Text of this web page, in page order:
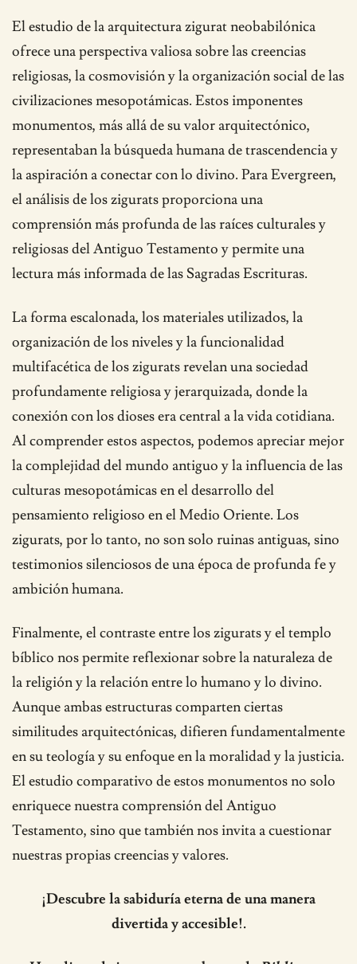
El estudio de la arquitectura zigurat neobabilónica
ofrece una perspectiva valiosa sobre las creencias
religiosas, la cosmovisión y la organización social de las
civilizaciones mesopotámicas. Estos imponentes
monumentos, más allá de su valor arquitectónico,
representaban la búsqueda humana de trascendencia y
la aspiración a conectar con lo divino. Para Evergreen,
el análisis de los zigurats proporciona una
comprensión más profunda de las raíces culturales y
religiosas del Antiguo Testamento y permite una
lectura más informada de las Sagradas Escrituras.
La forma escalonada, los materiales utilizados, la
organización de los niveles y la funcionalidad
multifacética de los zigurats revelan una sociedad
profundamente religiosa y jerarquizada, donde la
conexión con los dioses era central a la vida cotidiana.
Al comprender estos aspectos, podemos apreciar mejor
la complejidad del mundo antiguo y la influencia de las
culturas mesopotámicas en el desarrollo del
pensamiento religioso en el Medio Oriente. Los
zigurats, por lo tanto, no son solo ruinas antiguas, sino
testimonios silenciosos de una época de profunda fe y
ambición humana.
Finalmente, el contraste entre los zigurats y el templo
bíblico nos permite reflexionar sobre la naturaleza de
la religión y la relación entre lo humano y lo divino.
Aunque ambas estructuras comparten ciertas
similitudes arquitectónicas, difieren fundamentalmente
en su teología y su enfoque en la moralidad y la justicia.
El estudio comparativo de estos monumentos no solo
enriquece nuestra comprensión del Antiguo
Testamento, sino que también nos invita a cuestionar
nuestras propias creencias y valores.
¡Descubre la sabiduría eterna de una manera
divertida y accesible!.